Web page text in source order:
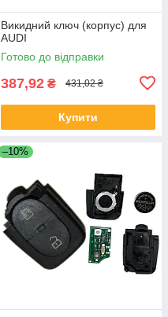
Викидний ключ (корпус) для
AUDI
Готово до відправки
387,92 ₴ 431,02 ₴
Купити
–10%